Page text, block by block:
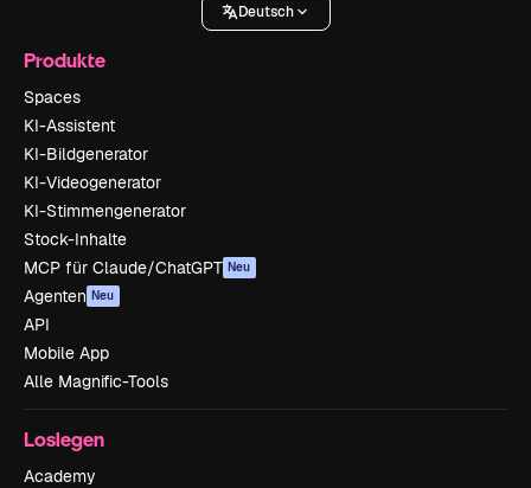
Deutsch
Produkte
Spaces
KI-Assistent
KI-Bildgenerator
KI-Videogenerator
KI-Stimmengenerator
Stock-Inhalte
MCP für Claude/ChatGPT Neu
Agenten Neu
API
Mobile App
Alle Magnific-Tools
Loslegen
Academy